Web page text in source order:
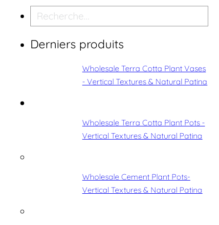
Recherche
Derniers produits
Wholesale Terra Cotta Plant Vases
- Vertical Textures & Natural Patina
Wholesale Terra Cotta Plant Pots -
Vertical Textures & Natural Patina
Wholesale Cement Plant Pots-
Vertical Textures & Natural Patina